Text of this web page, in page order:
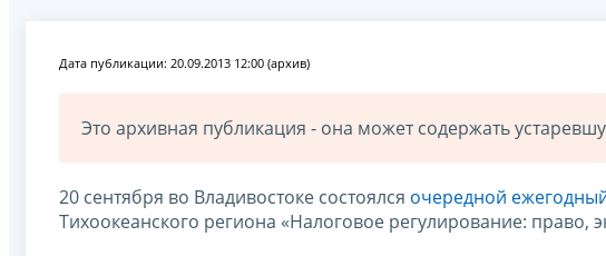
Дата публикации: 20.09.2013 12:00 (архив)
Это архивная публикация - она может содержать
20 сентября во Владивостоке состоялся очередной
Тихоокеанского региона «Налоговое регулирование: право,